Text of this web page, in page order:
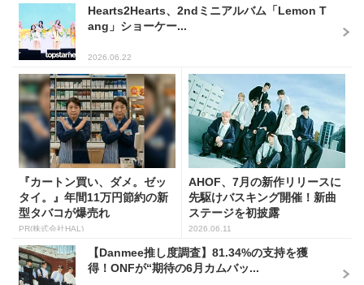
Hearts2Hearts、2ndミニアルバム「Lemon T
ang」ショーケー...
2026.06.22
『カートン買い、ダメ。ゼッ
タイ。』年間11万円節約の新
型タバコが爆売れ
PR(株式会社HAL)
AHOF、7月の新作リリースに
先駆けバスキング開催！新曲
ステージを初披露
2026.06.11
【Danmee推し度調査】81.34%の支持を獲
得！ONFが“期待の6月カムバッ...